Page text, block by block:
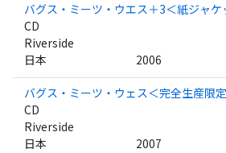
バグス・ミーツ・ウエス＋3＜紙ジャ
CD
Riverside
日本
2006
バグス・ミーツ・ウェス＜完全生産限
CD
Riverside
日本
2007